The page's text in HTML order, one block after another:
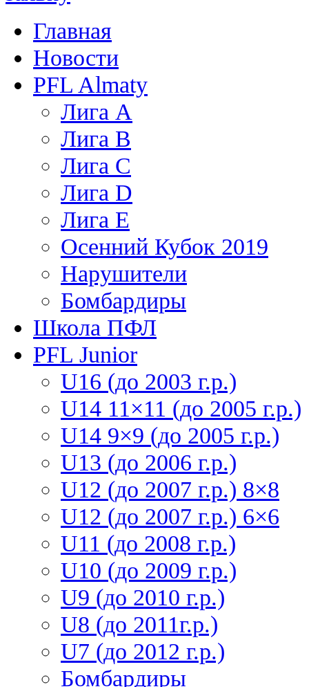
Главная
Новости
PFL Almaty
Лига A
Лига В
Лига С
Лига D
Лига Е
Осенний Кубок 2019
Нарушители
Бомбардиры
Школа ПФЛ
PFL Junior
U16 (до 2003 г.р.)
U14 11×11 (до 2005 г.р.)
U14 9×9 (до 2005 г.р.)
U13 (до 2006 г.р.)
U12 (до 2007 г.р.) 8×8
U12 (до 2007 г.р.) 6×6
U11 (до 2008 г.р.)
U10 (до 2009 г.р.)
U9 (до 2010 г.р.)
U8 (до 2011г.р.)
U7 (до 2012 г.р.)
Бомбардиры